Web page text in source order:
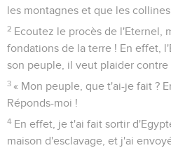
parmi les hommes. Ils sont tous
sang, chacun tend un piège à son
exigences, le juge réclame un
désirs, et ils font ainsi cause
Le meilleur parmi eux est